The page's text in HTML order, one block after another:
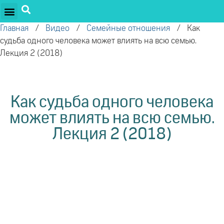
Главная / Видео / Семейные отношения /
Как
судьба одного человека может влиять на всю семью.
Лекция 2 (2018)
Как судьба одного человека
может влиять на всю семью.
Лекция 2 (2018)